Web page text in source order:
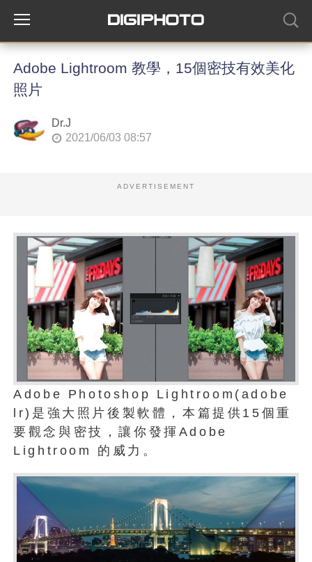
Adobe Lightroom 教學，15個密技有效美化
照片
Dr.J
2021/06/03 08:57
ADVERTISEMENT
Adobe Photoshop Lightroom(adobe
lr)是強大照片後製軟體，本篇提供15個重
要觀念與密技，讓你發揮Adobe
Lightroom 的威力。